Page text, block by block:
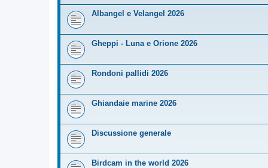
Albangel e Velangel 2026
Gheppi - Luna e Orione 2026
Rondoni pallidi 2026
Ghiandaie marine 2026
Discussione generale
Birdcam in the world 2026